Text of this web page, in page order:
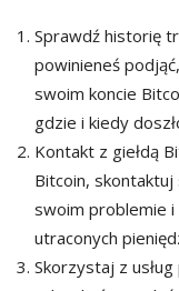
Sprawdź historię
powinieneś
swoim koncie
gdzie i kiedy
Kontakt z giełdą
Bitcoin, skontaktuj
swoim problemie
utraconych
Skorzystaj z